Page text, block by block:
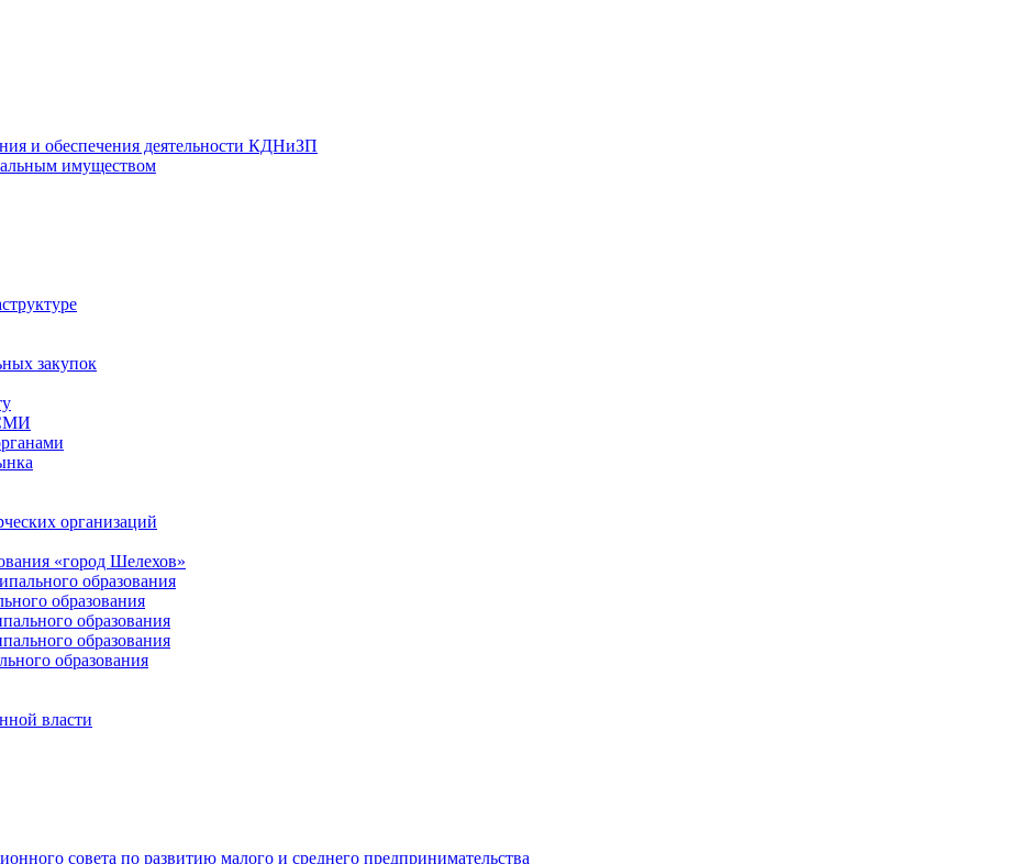
и обеспечения деятельности КДНиЗП
имуществом
закупок
организаций
«город Шелехов»
образования
образования
образования
образования
образования
власти
совета по развитию малого и среднего предпринимательства